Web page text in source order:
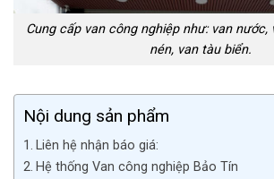
Cung cấp van công nghiệp như: van nước,
nén, van tàu biển.
Nội dung sản phẩm
Liên hệ nhận báo giá:
Hệ thống Van công nghiệp Bảo Tín